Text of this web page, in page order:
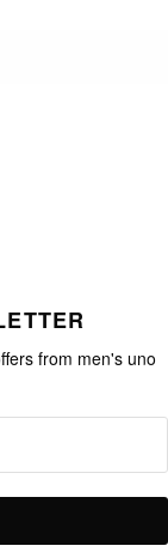
from men's uno